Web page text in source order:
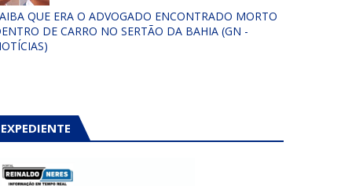
QUE ERA O ADVOGADO ENCONTRADO MORTO
DE CARRO NO SERTÃO DA BAHIA (GN -
EXPEDIENTE